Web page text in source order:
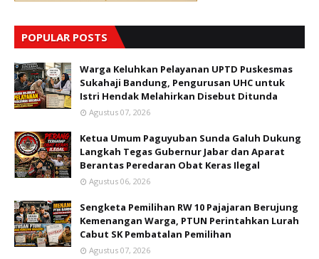
POPULAR POSTS
Warga Keluhkan Pelayanan UPTD Puskesmas
Sukahaji Bandung, Pengurusan UHC untuk
Istri Hendak Melahirkan Disebut Ditunda
Agustus 07, 2026
Ketua Umum Paguyuban Sunda Galuh Dukung
Langkah Tegas Gubernur Jabar dan Aparat
Berantas Peredaran Obat Keras Ilegal
Agustus 06, 2026
Sengketa Pemilihan RW 10 Pajajaran Berujung
Kemenangan Warga, PTUN Perintahkan Lurah
Cabut SK Pembatalan Pemilihan
Agustus 07, 2026